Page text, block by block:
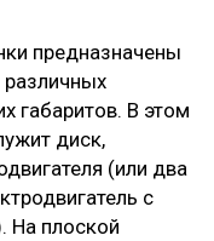
предназначены
габаритов. В этом
диск,
(или два
с
На плоской